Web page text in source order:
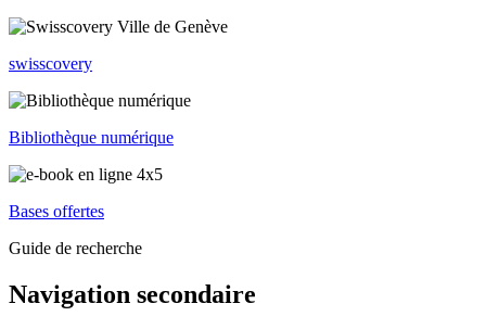
swisscovery
Bibliothèque numérique
Bases offertes
Guide de recherche
Navigation secondaire